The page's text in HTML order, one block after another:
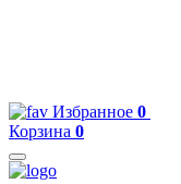
Избранное 0
Корзина 0